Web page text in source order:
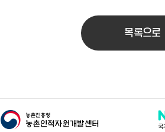
목록으로
농촌인적자원개발센터